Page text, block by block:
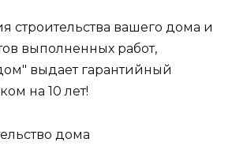
строительства вашего дома и
выполненных работ,
выдает гарантийный
на 10 лет!
дома